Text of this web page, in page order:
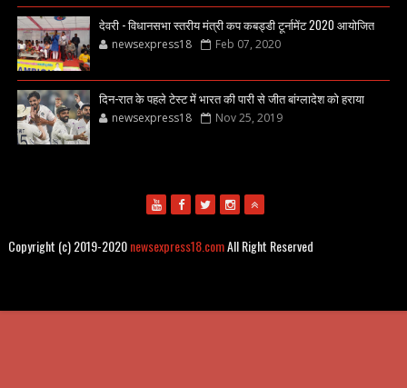
देवरी - विधानसभा स्तरीय मंत्री कप कबड्डी टूर्नामेंट 2020 आयोजित
newsexpress18 Feb 07, 2020
दिन-रात के पहले टेस्ट में भारत की पारी से जीत बांग्लादेश को हराया
newsexpress18 Nov 25, 2019
Copyright (c) 2019-2020newsexpress18.comAll Right Reserved